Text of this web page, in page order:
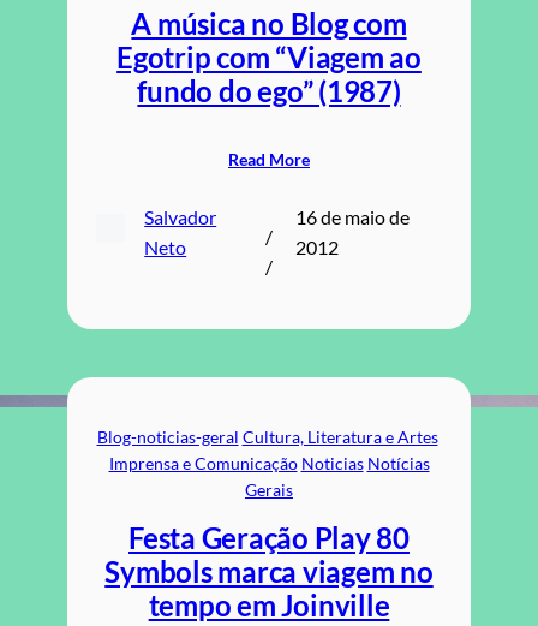
A música no Blog com
Egotrip com “Viagem ao
fundo do ego” (1987)
Read More
Salvador
Neto
/
/
16 de maio de
2012
Blog-noticias-geral Cultura, Literatura e Artes
Imprensa e Comunicação Noticias Notícias
Gerais
Festa Geração Play 80
Symbols marca viagem no
tempo em Joinville